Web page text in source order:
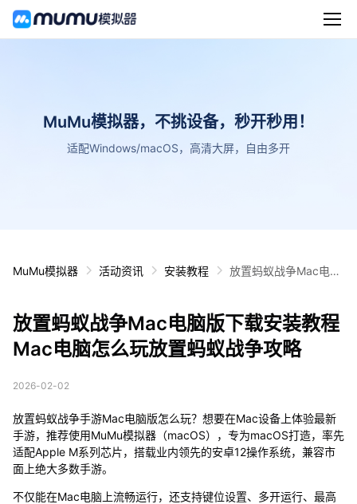
MuMu模拟器，不挑设备，秒开秒用！
适配Windows/macOS，高清大屏，自由多开
MuMu模拟器 活动资讯 安装教程
放置蚂蚁战争Mac电脑
攻略
放置蚂蚁战争Mac电脑版下载安装教程
Mac电脑怎么玩放置蚂蚁战争攻略
2026-02-02
放置蚂蚁战争手游Mac电脑版怎么玩？想要在Mac设备上体验最新
手游，推荐使用MuMu模拟器（macOS），专为macOS打造，率先
适配Apple M系列芯片，搭载业内领先的安卓12操作系统，兼容市
面上绝大多数手游。
不仅能在Mac电脑上流畅运行，还支持键位设置、多开运行、最高